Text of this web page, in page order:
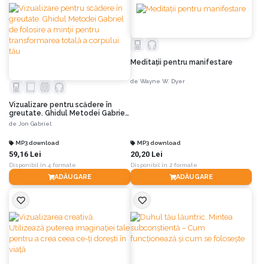
Vizualizare pentru scădere în
greutate. Ghidul Metodei Gabriel
de folosire a minţii pentru
de Jon Gabriel
MP3 download
59,16 Lei
Disponibil în 4 formate
ADĂUGARE
Meditaţii pentru manifestare
de Wayne W. Dyer
MP3 download
20,20 Lei
Disponibil în 2 formate
ADĂUGARE